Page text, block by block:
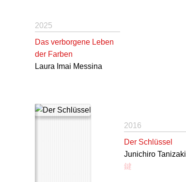
2025
Das verborgene Leben
der Farben
Laura Imai Messina
2016
Der Schlüssel
Junichiro Tanizaki
鍵